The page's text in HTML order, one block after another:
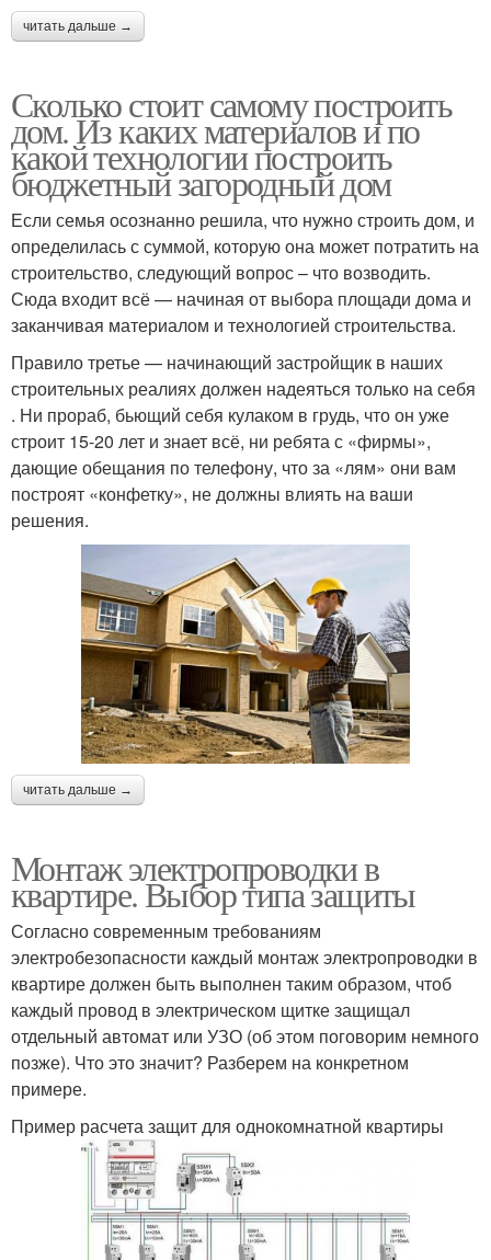
читать дальше →
Сколько стоит самому построить
дом. Из каких материалов и по
какой технологии построить
бюджетный загородный дом
Если семья осознанно решила, что нужно строить дом, и
определилась с суммой, которую она может потратить на
строительство, следующий вопрос – что возводить.
Сюда входит всё — начиная от выбора площади дома и
заканчивая материалом и технологией строительства.
Правило третье — начинающий застройщик в наших
строительных реалиях должен надеяться только на себя
. Ни прораб, бьющий себя кулаком в грудь, что он уже
строит 15-20 лет и знает всё, ни ребята с «фирмы»,
дающие обещания по телефону, что за «лям» они вам
построят «конфетку», не должны влиять на ваши
решения.
читать дальше →
Монтаж электропроводки в
квартире. Выбор типа защиты
Согласно современным требованиям
электробезопасности каждый монтаж электропроводки в
квартире должен быть выполнен таким образом, чтоб
каждый провод в электрическом щитке защищал
отдельный автомат или УЗО (об этом поговорим немного
позже). Что это значит? Разберем на конкретном
примере.
Пример расчета защит для однокомнатной квартиры